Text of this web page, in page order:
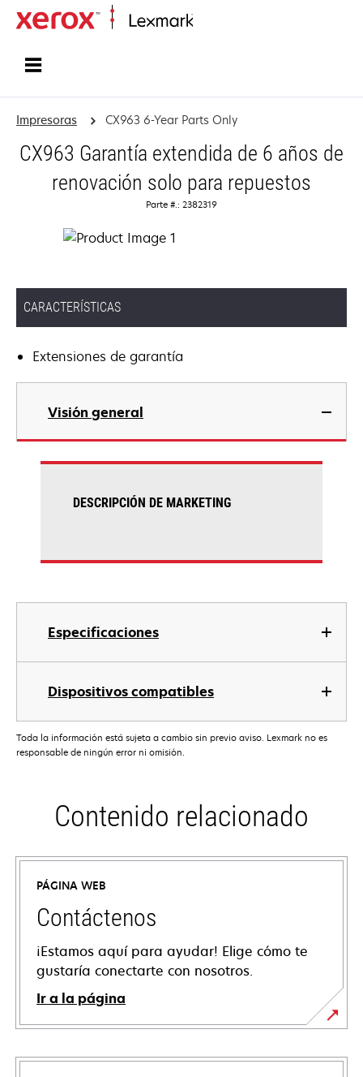
Impresoras CX963 6-Year Parts Only
CX963 Garantía extendida de 6 años de
renovación solo para repuestos
Parte #.: 2382319
CARACTERÍSTICAS
Extensiones de garantía
Visión general
Especificaciones
Dispositivos compatibles
DESCRIPCIÓN DE MARKETING
Toda la información está sujeta a cambio sin previo aviso. Lexmark no es
responsable de ningún error ni omisión.
Contenido relacionado
PÁGINA WEB
Contáctenos
¡Estamos aquí para ayudar! Elige cómo te
gustaría conectarte con nosotros.
Ir a la página